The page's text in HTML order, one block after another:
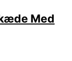
Med